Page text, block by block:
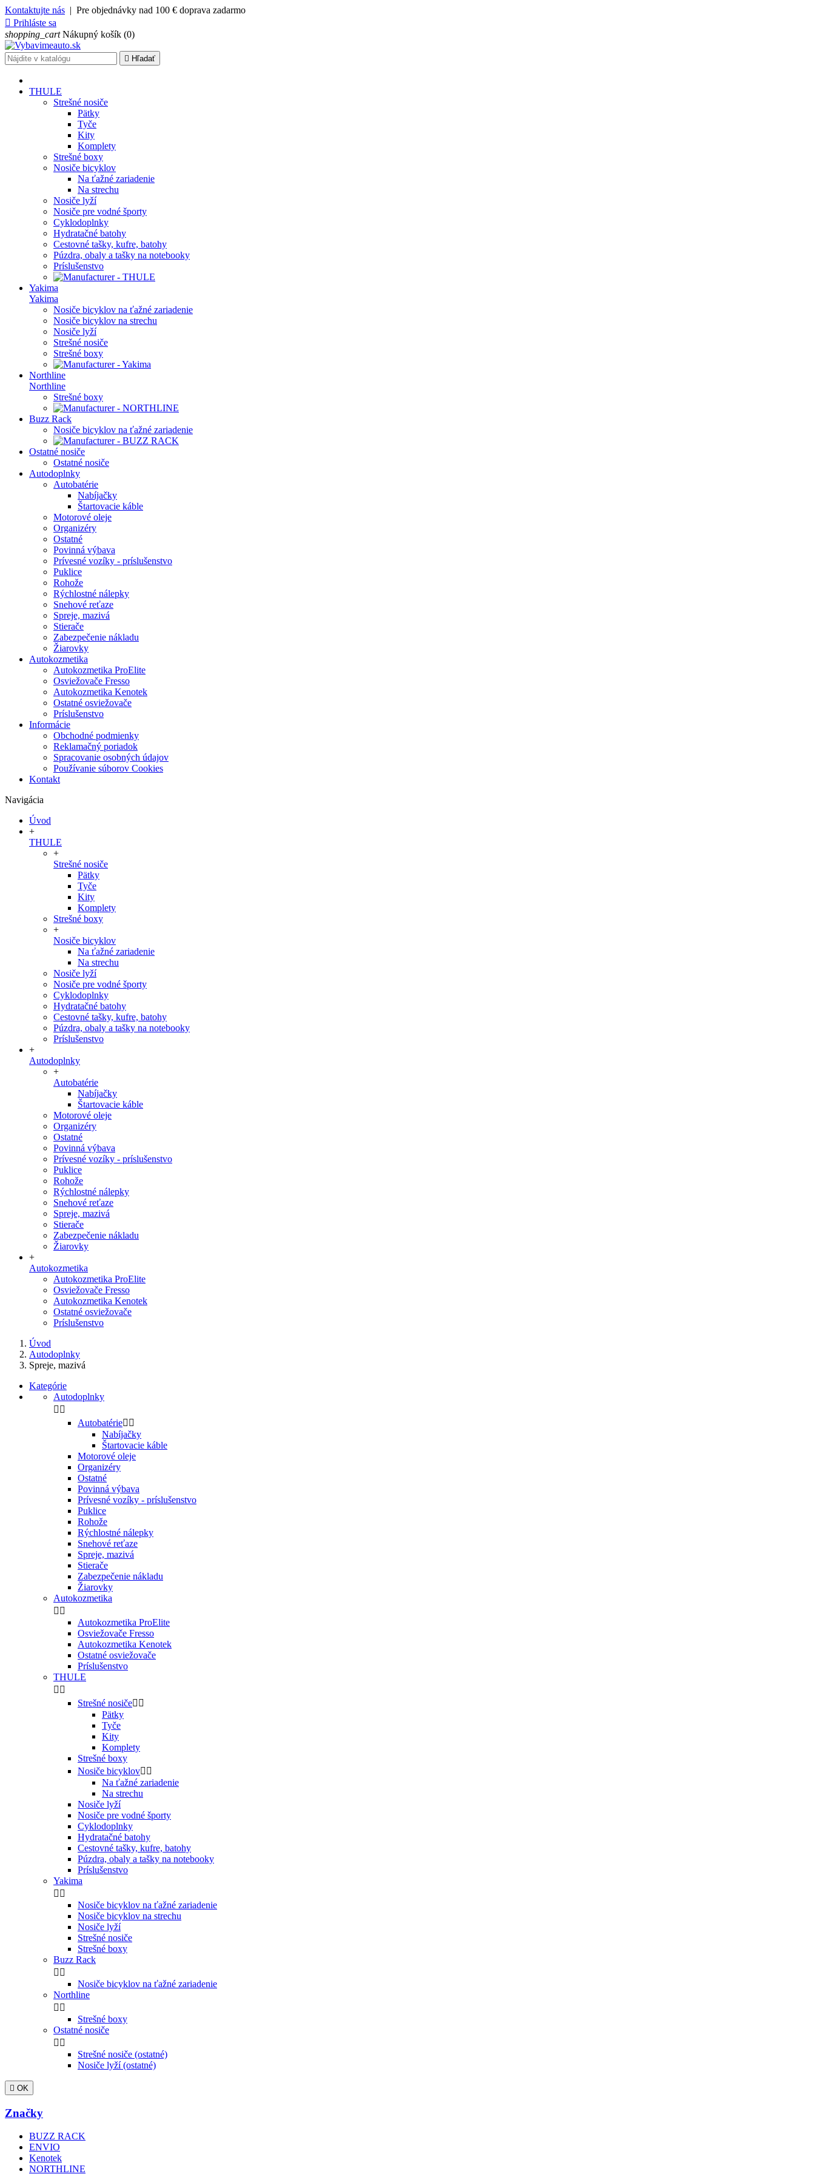
Kontaktujte nás | Pre objednávky nad 100 € doprava zadarmo
 Prihláste sa
shopping_cart Nákupný košík (0)
 Hľadať
THULE
Strešné nosiče
Pätky
Tyče
Kity
Komplety
Strešné boxy
Nosiče bicyklov
Na ťažné zariadenie
Na strechu
Nosiče lyží
Nosiče pre vodné športy
Cyklodoplnky
Hydratačné batohy
Cestovné tašky, kufre, batohy
Púzdra, obaly a tašky na notebooky
Príslušenstvo
Yakima
Yakima
Nosiče bicyklov na ťažné zariadenie
Nosiče bicyklov na strechu
Nosiče lyží
Strešné nosiče
Strešné boxy
Northline
Northline
Strešné boxy
Buzz Rack
Nosiče bicyklov na ťažné zariadenie
Ostatné nosiče
Ostatné nosiče
Autodoplnky
Autobatérie
Nabíjačky
Štartovacie káble
Motorové oleje
Organizéry
Ostatné
Povinná výbava
Prívesné vozíky - príslušenstvo
Puklice
Rohože
Rýchlostné nálepky
Snehové reťaze
Spreje, mazivá
Stierače
Zabezpečenie nákladu
Žiarovky
Autokozmetika
Autokozmetika ProElite
Osviežovače Fresso
Autokozmetika Kenotek
Ostatné osviežovače
Príslušenstvo
Informácie
Obchodné podmienky
Reklamačný poriadok
Spracovanie osobných údajov
Používanie súborov Cookies
Kontakt
Navigácia
Úvod
+
THULE
+
Strešné nosiče
Pätky
Tyče
Kity
Komplety
Strešné boxy
+
Nosiče bicyklov
Na ťažné zariadenie
Na strechu
Nosiče lyží
Nosiče pre vodné športy
Cyklodoplnky
Hydratačné batohy
Cestovné tašky, kufre, batohy
Púzdra, obaly a tašky na notebooky
Príslušenstvo
+
Autodoplnky
+
Autobatérie
Nabíjačky
Štartovacie káble
Motorové oleje
Organizéry
Ostatné
Povinná výbava
Prívesné vozíky - príslušenstvo
Puklice
Rohože
Rýchlostné nálepky
Snehové reťaze
Spreje, mazivá
Stierače
Zabezpečenie nákladu
Žiarovky
+
Autokozmetika
Autokozmetika ProElite
Osviežovače Fresso
Autokozmetika Kenotek
Ostatné osviežovače
Príslušenstvo
Úvod
Autodoplnky
Spreje, mazivá
Kategórie
Autodoplnky
 
Autobatérie 
Nabíjačky
Štartovacie káble
Motorové oleje
Organizéry
Ostatné
Povinná výbava
Prívesné vozíky - príslušenstvo
Puklice
Rohože
Rýchlostné nálepky
Snehové reťaze
Spreje, mazivá
Stierače
Zabezpečenie nákladu
Žiarovky
Autokozmetika
 
Autokozmetika ProElite
Osviežovače Fresso
Autokozmetika Kenotek
Ostatné osviežovače
Príslušenstvo
THULE
 
Strešné nosiče 
Pätky
Tyče
Kity
Komplety
Strešné boxy
Nosiče bicyklov 
Na ťažné zariadenie
Na strechu
Nosiče lyží
Nosiče pre vodné športy
Cyklodoplnky
Hydratačné batohy
Cestovné tašky, kufre, batohy
Púzdra, obaly a tašky na notebooky
Príslušenstvo
Yakima
 
Nosiče bicyklov na ťažné zariadenie
Nosiče bicyklov na strechu
Nosiče lyží
Strešné nosiče
Strešné boxy
Buzz Rack
 
Nosiče bicyklov na ťažné zariadenie
Northline
 
Strešné boxy
Ostatné nosiče
 
Strešné nosiče (ostatné)
Nosiče lyží (ostatné)
 OK
Značky
BUZZ RACK
ENVIO
Kenotek
NORTHLINE